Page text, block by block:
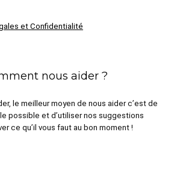
et Confidentialité
nous aider ?
le meilleur moyen de nous aider c’est de
possible et d’utiliser nos suggestions
ce qu’il vous faut au bon moment !